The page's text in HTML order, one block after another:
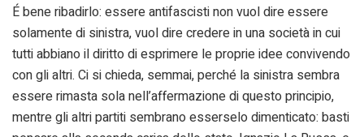
É bene ribadirlo: essere antifascisti non vuol dire essere
solamente di sinistra, vuol dire credere in una società in cui
tutti abbiano il diritto di esprimere le proprie idee convivendo
con gli altri. Ci si chieda, semmai, perché la sinistra sembra
essere rimasta sola nell’affermazione di questo principio,
mentre gli altri partiti sembrano esserselo dimenticato: basti